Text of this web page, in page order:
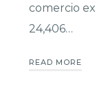
comercio
24,406…
READ MORE